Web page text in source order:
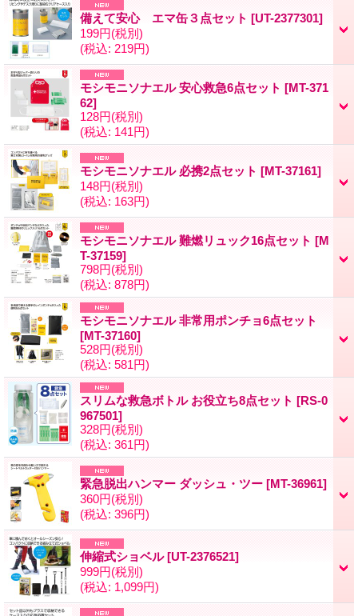
備えて安心 エマ缶３点セット [UT-2377301]
199円(税別)
(税込: 219円)
モシモニソナエル 安心救急6点セット [MT-371
62]
128円(税別)
(税込: 141円)
モシモニソナエル 必携2点セット [MT-37161]
148円(税別)
(税込: 163円)
モシモニソナエル 難燃リュック16点セット [M
T-37159]
798円(税別)
(税込: 878円)
モシモニソナエル 非常用ポンチョ6点セット
[MT-37160]
528円(税別)
(税込: 581円)
スリムな救急ボトル お役立ち8点セット [RS-0
967501]
328円(税別)
(税込: 361円)
緊急脱出ハンマー ダッシュ・ツー [MT-36961]
360円(税別)
(税込: 396円)
伸縮式ショベル[UT-2376521]
999円(税別)
(税込: 1,099円)